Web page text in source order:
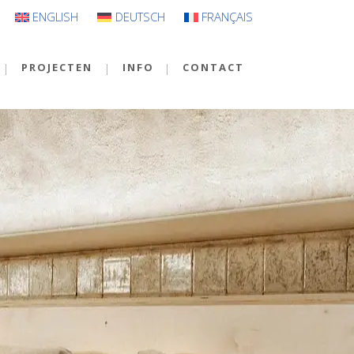
ENGLISH DEUTSCH FRANÇAIS
PROJECTEN INFO CONTACT